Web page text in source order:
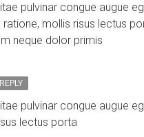
pulvinar congue augue
mollis risus lectus
neque dolor primis
REPLY
pulvinar congue augue
lectus porta